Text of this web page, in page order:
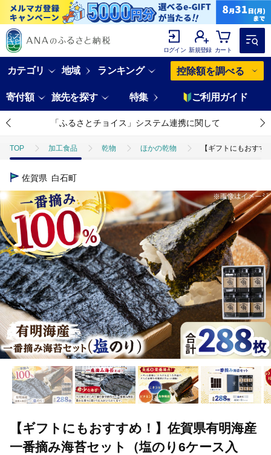
ログイン 新規登録 カート
カテゴリ 地域 ランキング 控除額を調べる
寄付額 旅先を探す 特集 ご利用ガイド
「ふるさとチョイス」システム連携に関して
TOP 加工食品 乾物 ほかの乾物 【ギフトにもおす
佐賀県 白石町
【ギフトにもおすすめ！】佐賀県有明海産
一番摘み海苔セット（塩のり6ケース入